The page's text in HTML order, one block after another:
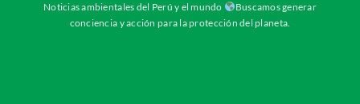
Noticias ambientales del Perú y el mundo
Buscamos generar
conciencia y acción para la protección del planeta.